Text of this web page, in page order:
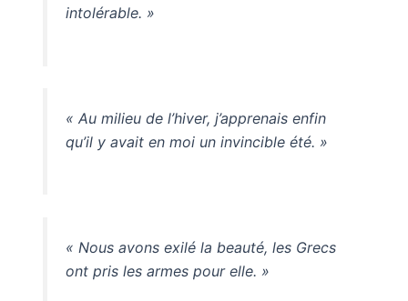
intolérable. »
« Au milieu de l’hiver, j’apprenais enfin
qu’il y avait en moi un invincible été. »
« Nous avons exilé la beauté, les Grecs
ont pris les armes pour elle. »